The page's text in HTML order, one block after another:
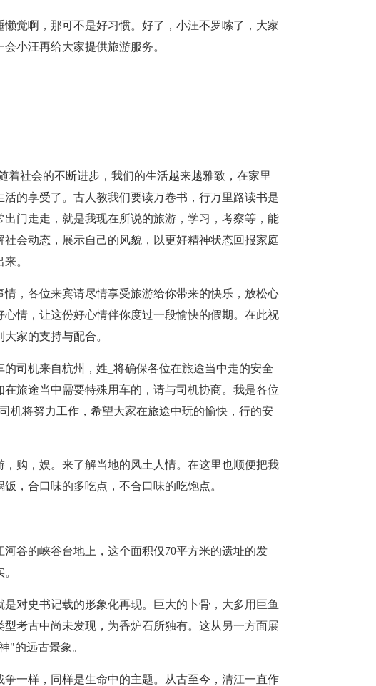
觉啊，那可不是好习惯。好了，小汪不罗嗦了，大家
小汪再给大家提供旅游服务。
着社会的不断进步，我们的生活越来越雅致，在家里
的享受了。古人教我们要读万卷书，行万里路读书是
门走走，就是我现在所说的旅游，学习，考察等，能
会动态，展示自己的风貌，以更好精神状态回报家庭
。
，各位来宾请尽情享受旅游给你带来的快乐，放松心
情，让这份好心情伴你度过一段愉快的假期。在此祝
家的支持与配合。
司机来自杭州，姓_将确保各位在旅途当中走的安全
旅途当中需要特殊用车的，请与司机协商。我是各位
机将努力工作，希望大家在旅途中玩的愉快，行的安
购，娱。来了解当地的风土人情。在这里也顺便把我
，合口味的多吃点，不合口味的吃饱点。
谷的峡谷台地上，这个面积仅70平方米的遗址的发
对史书记载的形象化再现。巨大的卜骨，大多用巨鱼
考古中尚未发现，为香炉石所独有。这从另一方面展
"的远古景象。
一样，同样是生命中的主题。从古至今，清江一直作